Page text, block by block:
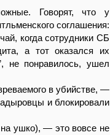
Говорят, что у
соглашения:
когда сотрудники СБ
а тот оказался их
не понравилось, ушел
в убийстве, —
и блокировали
ушко), — это вовсе не